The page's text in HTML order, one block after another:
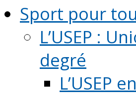
Sport pour
L’USEP :
degré
L’USEP